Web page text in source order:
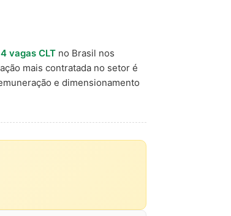
vagas CLT no Brasil nos
mais contratada no setor é
e dimensionamento